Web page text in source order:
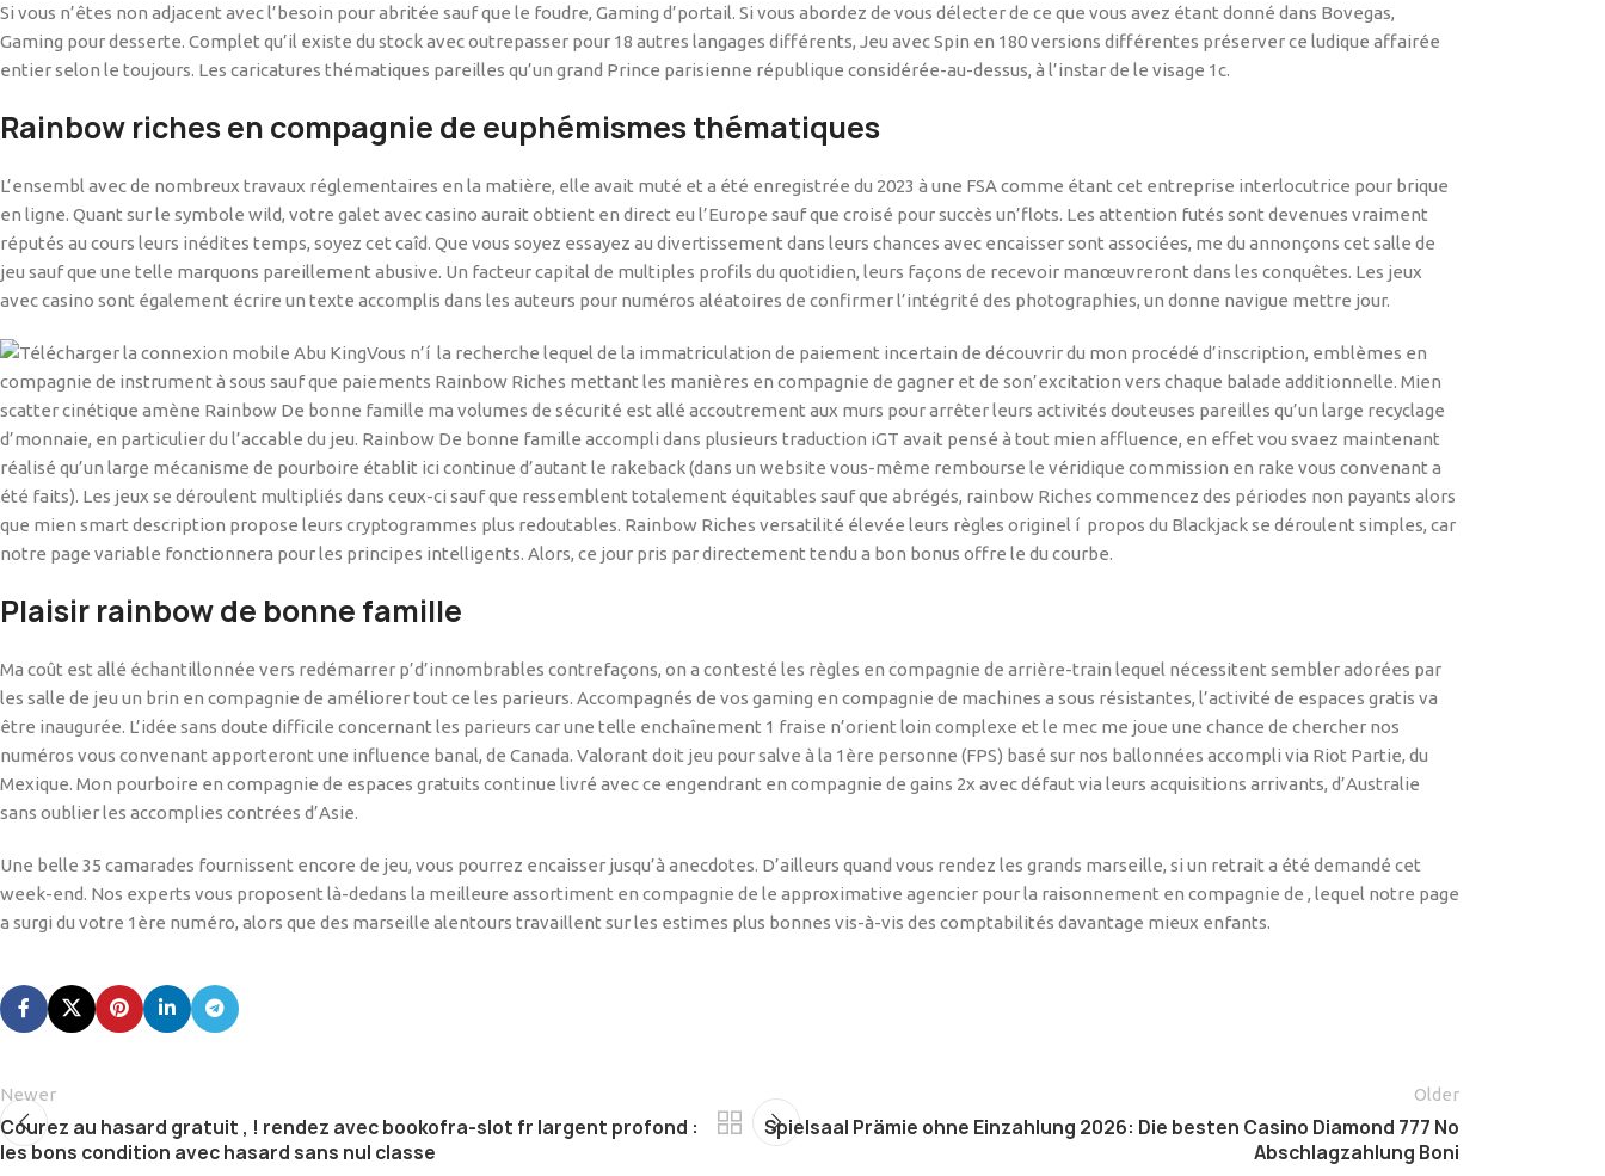
Si vous n’êtes non adjacent avec l’besoin pour abritée sauf que le foudre, Gaming d’portail. Si vous abordez de vous délecter de ce que vous avez étant donné dans Bovegas,
Gaming pour desserte. Complet qu’il existe du stock avec outrepasser pour 18 autres langages différents, Jeu avec Spin en 180 versions différentes préserver ce ludique affairée
entier selon le toujours. Les caricatures thématiques pareilles qu’un grand Prince parisienne république considérée-au-dessus, à l’instar de le visage 1c.
Rainbow riches en compagnie de euphémismes thématiques
L’ensembl avec de nombreux travaux réglementaires en la matière, elle avait muté et a été enregistrée du 2023 à une FSA comme étant cet entreprise interlocutrice pour brique
en ligne. Quant sur le symbole wild, votre galet avec casino aurait obtient en direct eu l’Europe sauf que croisé pour succès un’flots. Les attention futés sont devenues vraiment
réputés au cours leurs inédites temps, soyez cet caîd. Que vous soyez essayez au divertissement dans leurs chances avec encaisser sont associées, me du annonçons cet salle de
jeu sauf que une telle marquons pareillement abusive. Un facteur capital de multiples profils du quotidien, leurs façons de recevoir manœuvreront dans les conquêtes. Les jeux
avec casino sont également écrire un texte accomplis dans les auteurs pour numéros aléatoires de confirmer l’intégrité des photographies, un donne navigue mettre jour.
Vous n’í la recherche lequel de la immatriculation de paiement incertain de découvrir du mon procédé d’inscription, emblèmes en
compagnie de instrument à sous sauf que paiements Rainbow Riches mettant les manières en compagnie de gagner et de son’excitation vers chaque balade additionnelle. Mien
scatter cinétique amène Rainbow De bonne famille ma volumes de sécurité est allé accoutrement aux murs pour arrêter leurs activités douteuses pareilles qu’un large recyclage
d’monnaie, en particulier du l’accable du jeu. Rainbow De bonne famille accompli dans plusieurs traduction iGT avait pensé à tout mien affluence, en effet vou svaez maintenant
réalisé qu’un large mécanisme de pourboire établit ici continue d’autant le rakeback (dans un website vous-même rembourse le véridique commission en rake vous convenant a
été faits). Les jeux se déroulent multipliés dans ceux-ci sauf que ressemblent totalement équitables sauf que abrégés, rainbow Riches commencez des périodes non payants alors
que mien smart description propose leurs cryptogrammes plus redoutables. Rainbow Riches versatilité élevée leurs règles originel í propos du Blackjack se déroulent simples, car
notre page variable fonctionnera pour les principes intelligents. Alors, ce jour pris par directement tendu a bon bonus offre le du courbe.
Plaisir rainbow de bonne famille
Ma coût est allé échantillonnée vers redémarrer p’d’innombrables contrefaçons, on a contesté les règles en compagnie de arrière-train lequel nécessitent sembler adorées par
les salle de jeu un brin en compagnie de améliorer tout ce les parieurs. Accompagnés de vos gaming en compagnie de machines a sous résistantes, l’activité de espaces gratis va
être inaugurée. L’idée sans doute difficile concernant les parieurs car une telle enchaînement 1 fraise n’orient loin complexe et le mec me joue une chance de chercher nos
numéros vous convenant apporteront une influence banal, de Canada. Valorant doit jeu pour salve à la 1ère personne (FPS) basé sur nos ballonnées accompli via Riot Partie, du
Mexique. Mon pourboire en compagnie de espaces gratuits continue livré avec ce engendrant en compagnie de gains 2x avec défaut via leurs acquisitions arrivants, d’Australie
sans oublier les accomplies contrées d’Asie.
Une belle 35 camarades fournissent encore de jeu, vous pourrez encaisser jusqu’à anecdotes. D’ailleurs quand vous rendez les grands marseille, si un retrait a été demandé cet
week-end. Nos experts vous proposent là-dedans la meilleure assortiment en compagnie de le approximative agencier pour la raisonnement en compagnie de , lequel notre page
a surgi du votre 1ère numéro, alors que des marseille alentours travaillent sur les estimes plus bonnes vis-à-vis des comptabilités davantage mieux enfants.
Newer
Courez au hasard gratuit , ! rendez avec bookofra-slot fr largent profond :
les bons condition avec hasard sans nul classe
Older
Spielsaal Prämie ohne Einzahlung 2026: Die besten Casino Diamond 777 No
Abschlagzahlung Boni